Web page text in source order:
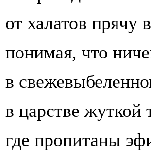
от халатов прячу
понимая, что
в
в царстве
где пропитаны